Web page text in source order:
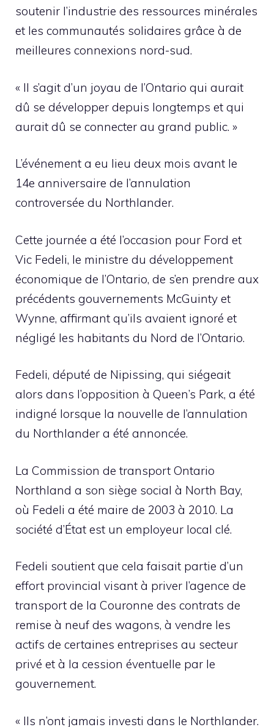
soutenir l’industrie des ressources minérales
et les communautés solidaires grâce à de
meilleures connexions nord-sud.
« Il s’agit d’un joyau de l’Ontario qui aurait
dû se développer depuis longtemps et qui
aurait dû se connecter au grand public. »
L’événement a eu lieu deux mois avant le
14e anniversaire de l’annulation
controversée du Northlander.
Cette journée a été l’occasion pour Ford et
Vic Fedeli, le ministre du développement
économique de l’Ontario, de s’en prendre aux
précédents gouvernements McGuinty et
Wynne, affirmant qu’ils avaient ignoré et
négligé les habitants du Nord de l’Ontario.
Fedeli, député de Nipissing, qui siégeait
alors dans l’opposition à Queen’s Park, a été
indigné lorsque la nouvelle de l’annulation
du Northlander a été annoncée.
La Commission de transport Ontario
Northland a son siège social à North Bay,
où Fedeli a été maire de 2003 à 2010. La
société d’État est un employeur local clé.
Fedeli soutient que cela faisait partie d’un
effort provincial visant à priver l’agence de
transport de la Couronne des contrats de
remise à neuf des wagons, à vendre les
actifs de certaines entreprises au secteur
privé et à la cession éventuelle par le
gouvernement.
« Ils n’ont jamais investi dans le Northlander.